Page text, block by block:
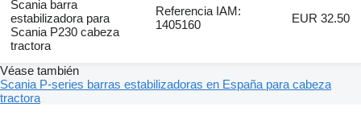
Scania barra
estabilizadora para
Scania P230 cabeza
tractora
Referencia IAM:
1405160
EUR 32.50
Véase también
Scania P-series barras estabilizadoras en España para cabeza
tractora